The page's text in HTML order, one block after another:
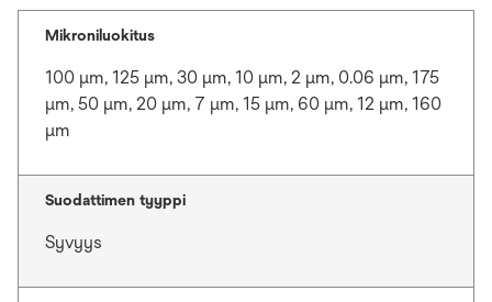
Mikroniluokitus
100 μm, 125 μm, 30 μm, 10 μm, 2 μm, 0.06 μm, 175
μm, 50 μm, 20 μm, 7 μm, 15 μm, 60 μm, 12 μm, 160
μm
Suodattimen tyyppi
Syvyys